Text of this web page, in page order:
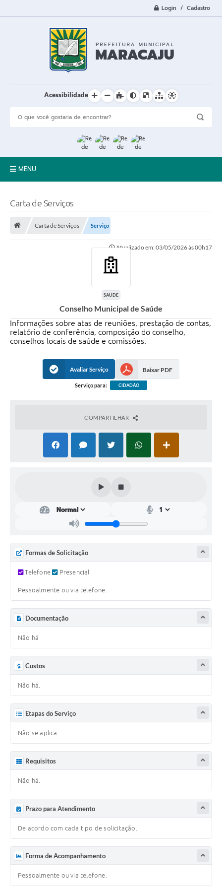
Login / Cadastro
Acessibilidade
MENU
Publicações
Controladoria Geral Municipal
Vigilância Sanitária
Serviços para a empresa
Serviços para o Servidor
Plano Municipal de Enfrentamento da Pandemia em
Decorrência de COVID-19 Educação - Adesão ao
Telefones Úteis
Carta de Serviços
Carta de Serviços Serviço
Atualizado em: 03/05/2026 às 00h17
SAÚDE
Conselho Municipal de Saúde
Informações sobre atas de reuniões, prestação de contas,
relatório de conferência, composição do conselho,
conselhos locais de saúde e comissões.
Avaliar Serviço Baixar PDF
Serviço para: CIDADÃO
COMPARTILHAR
Formas de Solicitação
Telefone Presencial
Pessoalmente ou via telefone.
Documentação
Não há
Custos
Não há.
Etapas do Serviço
Não se aplica.
Requisitos
Não há.
Prazo para Atendimento
De acordo com cada tipo de solicitação.
Forma de Acompanhamento
Pessoalmente ou via telefone.